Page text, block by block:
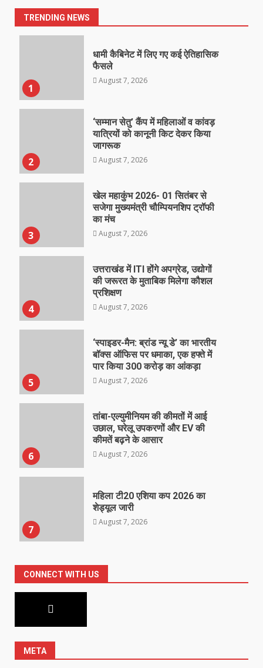
TRENDING NEWS
1
धामी कैबिनेट में लिए गए कई ऐतिहासिक
फैसले
August 7, 2026
2
‘सम्मान सेतु’ कैंप में महिलाओं व कांवड़
यात्रियों को कानूनी किट देकर किया
जागरूक
August 7, 2026
3
खेल महाकुंभ 2026- 01 सितंबर से
सजेगा मुख्यमंत्री चौम्पियनशिप ट्रॉफी
का मंच
August 7, 2026
4
उत्तराखंड में ITI होंगे अपग्रेड, उद्योगों
की जरूरत के मुताबिक मिलेगा कौशल
प्रशिक्षण
August 7, 2026
5
‘स्पाइडर-मैन: ब्रांड न्यू डे’ का भारतीय
बॉक्स ऑफिस पर धमाका, एक हफ्ते में
पार किया 300 करोड़ का आंकड़ा
August 7, 2026
6
तांबा-एल्युमीनियम की कीमतों में आई
उछाल, घरेलू उपकरणों और EV की
कीमतें बढ़ने के आसार
August 7, 2026
7
महिला टी20 एशिया कप 2026 का
शेड्यूल जारी
August 7, 2026
CONNECT WITH US
META